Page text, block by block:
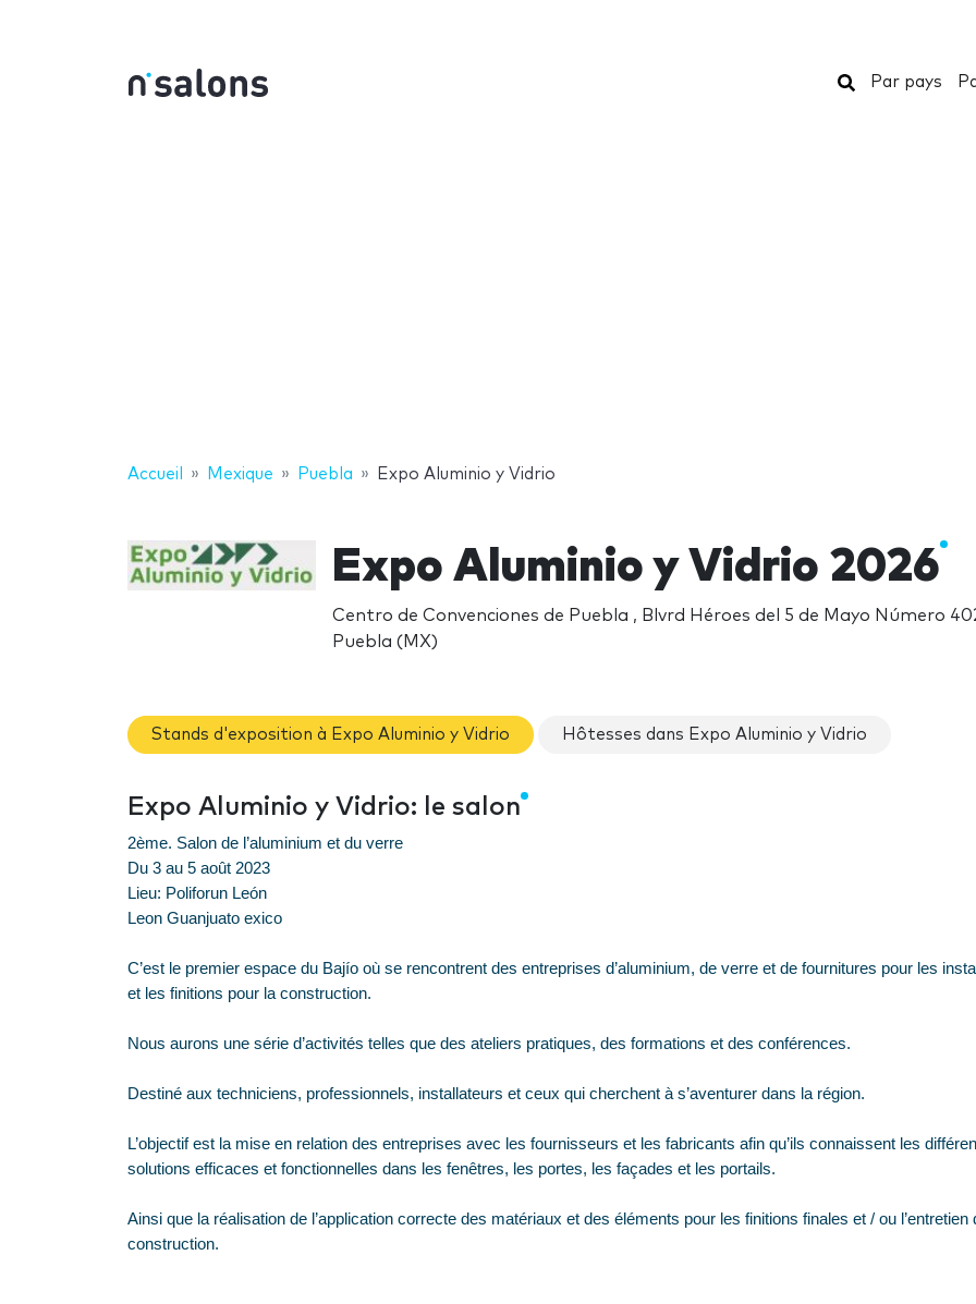
Rechercher
Par pays
Accueil Mexique Puebla Expo Aluminio y Vidrio
Expo Aluminio y Vidrio 2026
Centro de Convenciones de Puebla , Blvrd Héroes del 5 de Mayo Número
Puebla (MX)
Stands d'exposition à Expo Aluminio y Vidrio Hôtesses dans Expo Aluminio y Vidrio
Expo Aluminio y Vidrio: le salon
2ème. Salon de l’aluminium et du verre
Du 3 au 5 août 2023
Lieu: Poliforun León
Leon Guanjuato exico
C’est le premier espace du Bajío où se rencontrent des entreprises d’aluminium, de verre et de fournitures pour les
et les finitions pour la construction.
Nous aurons une série d’activités telles que des ateliers pratiques, des formations et des conférences.
Destiné aux techniciens, professionnels, installateurs et ceux qui cherchent à s’aventurer dans la région.
L’objectif est la mise en relation des entreprises avec les fournisseurs et les fabricants afin qu’ils connaissent les
solutions efficaces et fonctionnelles dans les fenêtres, les portes, les façades et les portails.
Ainsi que la réalisation de l’application correcte des matériaux et des éléments pour les finitions finales et / ou l’entretien
construction.